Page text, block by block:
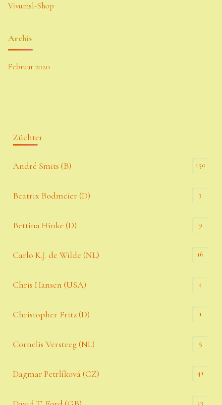
Vivumsl-Shop
Archiv
Februar 2020
Züchter
André Smits (B) 150
Beatrix Bodmeier (D) 3
Bettina Hinke (D) 9
Carlo K.J. de Wilde (NL) 16
Chris Hansen (USA) 4
Christopher Fritz (D) 1
Cornelis Versteeg (NL) 5
Dagmar Petrlíková (CZ) 41
13